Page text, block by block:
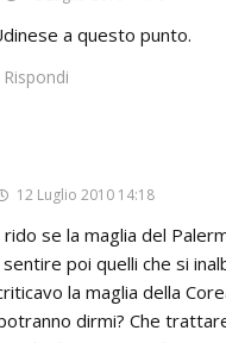
a questo punto.
Rispondi
12 Luglio 2010 14:18
rido se la maglia del
poi quelli che si
la maglia della
dirmi? Che